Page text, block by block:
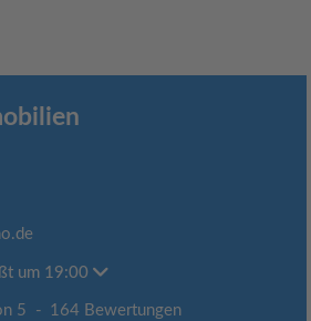
um 19:00
5 - 164 Bewertungen